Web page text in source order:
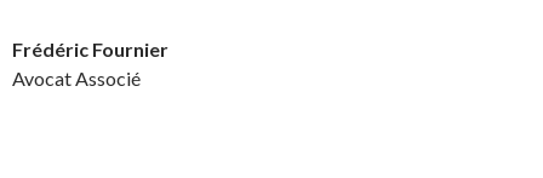
Frédéric Fournier
Avocat Associé